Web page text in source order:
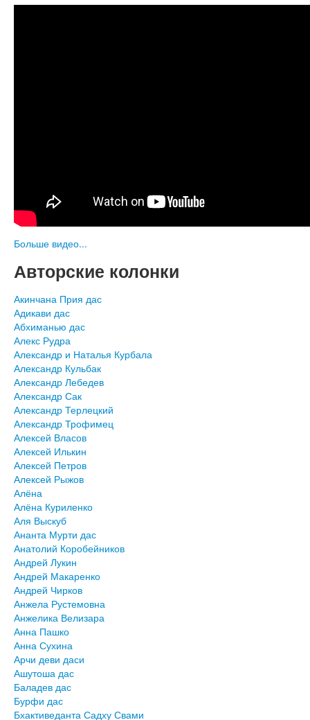
Больше видео...
Авторские колонки
Акинчана Прия дас
Адикави дас
Абхиманью дас
Алекс Рудра
Александр и Наталья Курбала
Александр Кульбак
Александр Лебедев
Александр Сак
Александр Терлецкий
Александр Трофимец
Алексей Власов
Алексей Илькин
Алексей Петров
Алексей Рыжов
Алёна
Алёна Куриленко
Аля Выскуб
Ананта Мурти дас
Анатолий Коробейников
Андрей Лукин
Андрей Макаренко
Андрей Чирков
Анжела Рустемовна
Анжелика Велизара
Анна Пашко
Анна Сухина
Арчи деви даси
Ашутоша дас
Баладев дас
Бурфи дас
Бхактиведанта Садху Свами